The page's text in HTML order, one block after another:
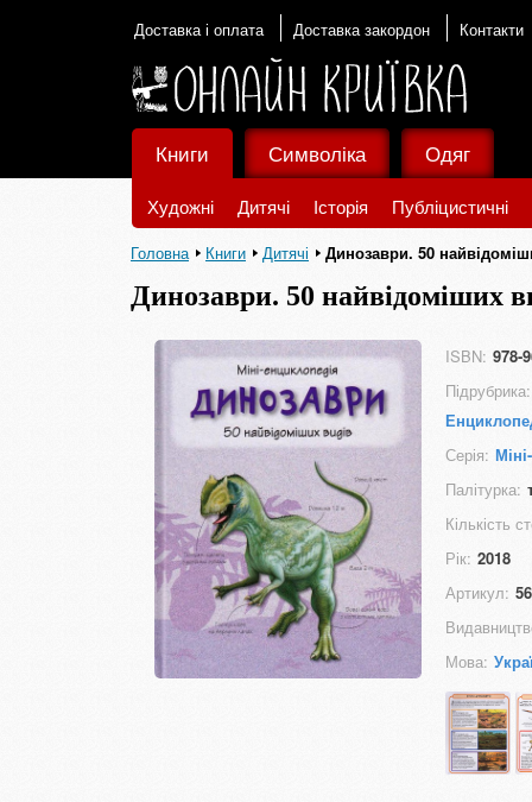
Доставка і оплата Доставка закордон Контакти
Книги
Художні Дитячі Історія Публіцистичні
Символіка Одяг
Головна Книги Дитячі Динозаври. 50
Динозаври. 50 найвідоміших
ISBN: 978-
Підрубрика:
Серія:
Палітурка:
Кількість
Рік: 2018
Артикул:
Мова: